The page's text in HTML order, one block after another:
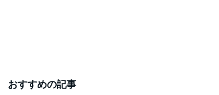
おすすめの記事